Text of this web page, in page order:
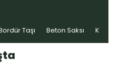
Taşı Beton Saksı Kablo